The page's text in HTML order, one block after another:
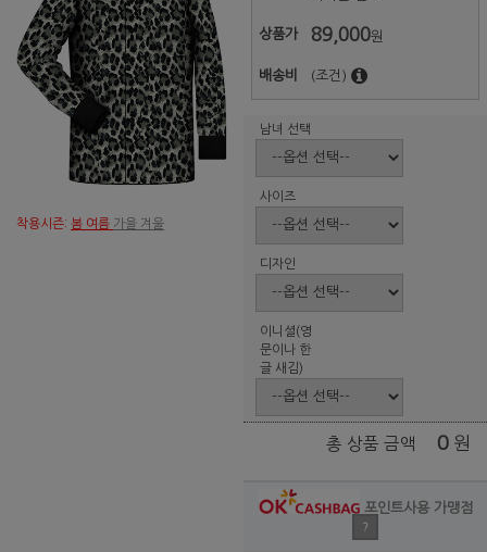
착용시즌: 봄 여름 가을 겨울
상품가 89,000원
배송비 (조건)
남녀 선택
사이즈
디자인
이니셜(영
문이나 한
글 새김)
총 상품 금액 0 원
포인트사용 가맹점
?